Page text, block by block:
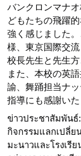
バンクロンマナ
どもたちの飛躍
強く感じました
様、東京国際交
校長先生と先生
また、本校の英
諭、舞踊担当ナ
指導にも感謝いた
ข่าวประชาสัมพัน
กิจกรรมแลกเปลี่ย
มะนาวและโรงเรี